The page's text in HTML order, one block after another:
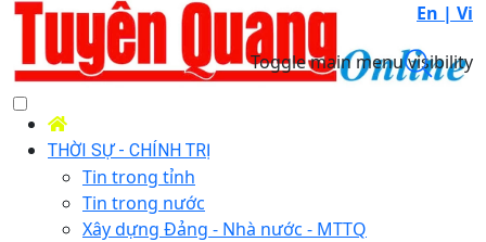
En | Vi
Toggle main menu visibility
THỜI SỰ - CHÍNH TRỊ
Tin trong tỉnh
Tin trong nước
Xây dựng Đảng - Nhà nước - MTTQ